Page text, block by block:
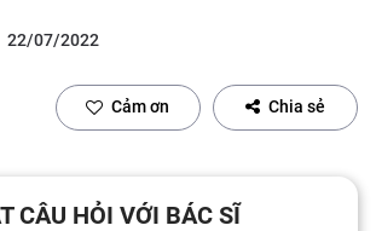
22/07/2022
Cảm ơn Chia sẻ
CÂU HỎI VỚI BÁC SĨ